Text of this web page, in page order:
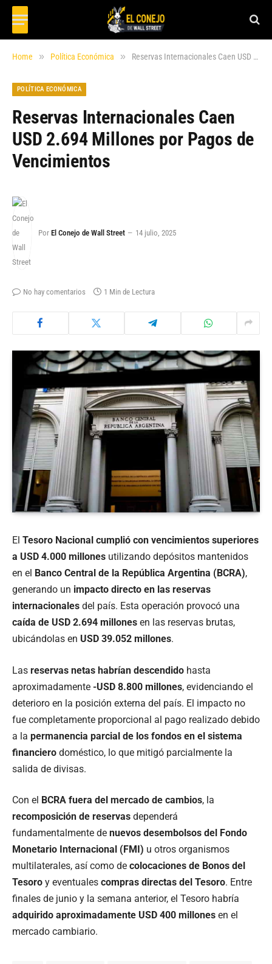
Home » Política Económica » Reservas Internacionales Caen USD 2.694 Millones por Pagos de Vencimientos
POLÍTICA ECONÓMICA
Reservas Internacionales Caen
USD 2.694 Millones por Pagos de
Vencimientos
Por El Conejo de Wall Street 14 julio, 2025
No hay comentarios 1 Min de Lectura
El Tesoro Nacional cumplió con vencimientos superiores
a USD 4.000 millones utilizando depósitos mantenidos
en el Banco Central de la República Argentina (BCRA),
generando un impacto directo en las reservas
internacionales del país. Esta operación provocó una
caída de USD 2.694 millones en las reservas brutas,
ubicándolas en USD 39.052 millones.
Las reservas netas habrían descendido hasta
aproximadamente -USD 8.800 millones, evidenciando el
deterioro en la posición externa del país. El impacto no
fue completamente proporcional al pago realizado debido
a la permanencia parcial de los fondos en el sistema
financiero doméstico, lo que mitigó parcialmente la
salida de divisas.
Con el BCRA fuera del mercado de cambios, la
recomposición de reservas dependerá
fundamentalmente de nuevos desembolsos del Fondo
Monetario Internacional (FMI) u otros organismos
multilaterales, así como de colocaciones de Bonos del
Tesoro y eventuales compras directas del Tesoro. Entre
finales de junio y la semana anterior, el Tesoro habría
adquirido aproximadamente USD 400 millones en el
mercado cambiario.